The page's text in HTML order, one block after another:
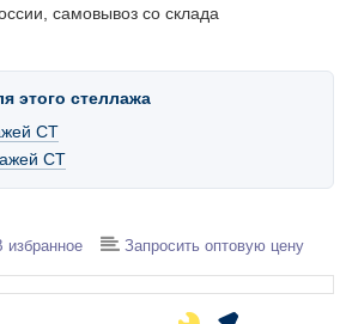
самовывоз со склада
этого стеллажа
СТ
СТ
избранное Запросить оптовую цену